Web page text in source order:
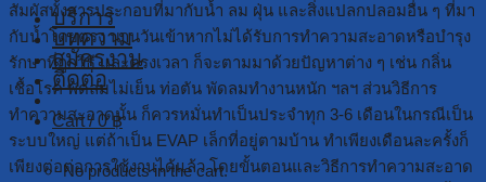
บริการ
บทความ
สมัครงาน
ติดต่อ
Cart /0฿
No products in the cart.
สัมผัสทั้งสารประกอบที่มากับน้ำ ลม ฝุ่น และสิ่งแปลกปลอมอื่น ๆ ที่มา
กับน้ำโดยตรง นานวันเข้าหากไม่ได้รับการทำความสะอาดหรือบำรุง
รักษาที่ถูกวิธี และตรงเวลา ก็จะตามมาด้วยปัญหาต่าง ๆ เช่น กลิ่น
เชื้อโรค พัดลมไม่เย็น ท่อตัน พัดลมทำงานหนัก ฯลฯ ส่วนวิธีการ
ทำความสะอาดนั้น ก็ควรหมั่นทำเป็นประจำทุก 3-6 เดือนในกรณีเป็น
ระบบใหญ่ แต่ถ้าเป็น EVAP เล็กที่อยู่ตามบ้าน ทำเพียงเดือนละครั้งก็
เพียงต่อต่อการใช้งานได้แล้ว โดยขั้นตอนและวิธีการทำความสะอาด